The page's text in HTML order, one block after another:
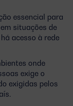
essencial para
situações de
acesso à rede
onde
exige o
exigidas pelos